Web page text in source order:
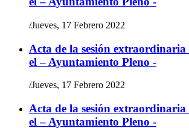
/Jueves, 17 Febrero 2022
Acta de la sesión
el – Ayuntamiento Pleno -
/Jueves, 17 Febrero 2022
Acta de la sesión
el – Ayuntamiento Pleno -